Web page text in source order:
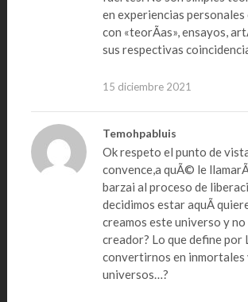
en experiencias personales
con «teorÃ­as», ensayos,
sus respectivas
15 diciembre 2021
Temohpabluis
Ok respeto el punto de
convence,a quÃ© le
barzai al proceso de
decidimos estar aquÃ­
creamos este universo y
creador? Lo que define por
convertirnos en inmortales
universos…?